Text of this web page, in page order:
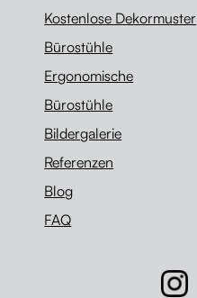
Kostenlose Dekormuster
Bürostühle
Ergonomische
Bürostühle
Bildergalerie
Referenzen
Blog
FAQ